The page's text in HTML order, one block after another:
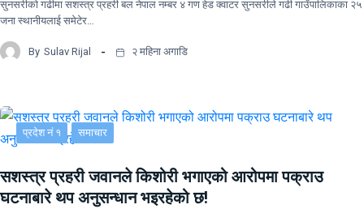
सुनसरीकाे गढीमा सशस्त्र प्रहरी बल नेपाल नम्बर ४ गण हेड क्वाटर सुनसरीले गढी गाउँपालिकाका २५
जना स्थानीयलाई समेटेर…
By Sulav Rijal २ महिना अगाडि
प्रदेश नं १ समाचार
सशस्त्र प्रहरी जवानले किशोरी भगाएको आरोपमा पक्राउ
घटनाबारे थप अनुसन्धान भइरहेको छ!